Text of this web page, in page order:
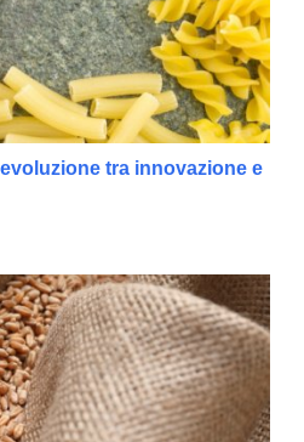
tra innovazione e